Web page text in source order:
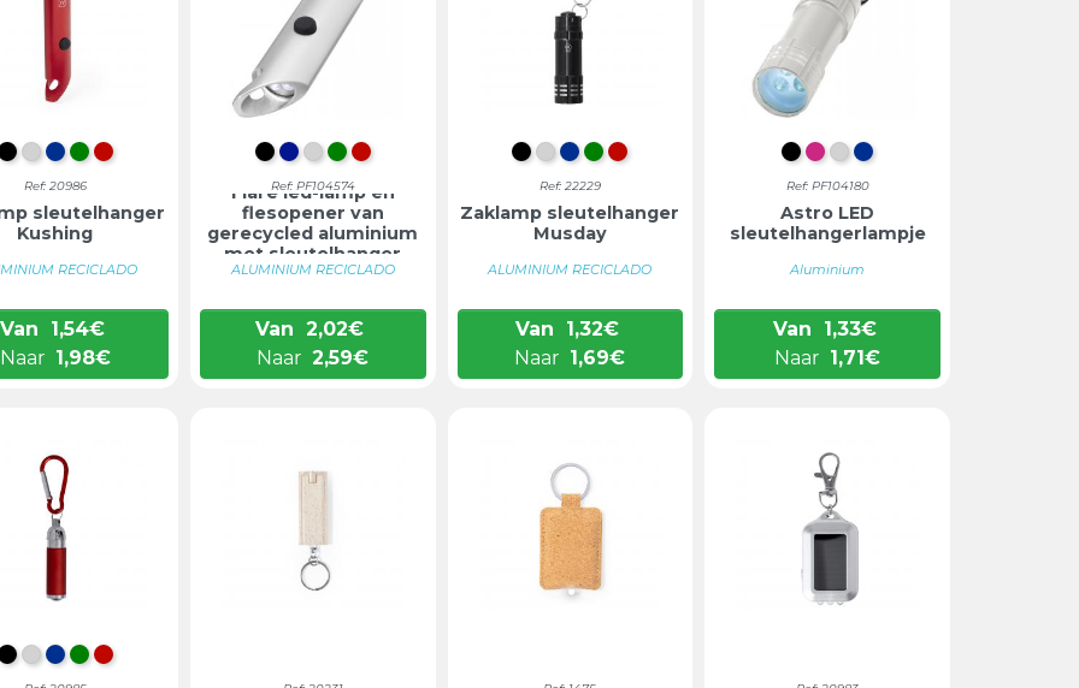
ZWART
ZILVER
BLAUW
GROEN
ROOD
Ref: 20986
sleutelhanger
Kushing
RECICLADO
Van 1,54€
Naar 1,98€
INTENS ZWART
KONINKLIJK BLAUW
ZILVER
GROEN
ROOD
Ref: PF104574
Flare led-lamp en
flesopener van
gerecycled aluminium
met sleutelhanger
ALUMINIUM RECICLADO
Van 2,02€
Naar 2,59€
ZWART
ZILVER
BLAUW
GROEN
ROOD
Ref: 22229
Zaklamp sleutelhanger
Musday
ALUMINIUM RECICLADO
Van 1,32€
Naar 1,69€
INTENS ZWART
MAGENTA
ZILVER
BLAUW
Ref: PF104180
Astro LED
sleutelhangerlampje
Aluminium
Van 1,33€
Naar 1,71€
ZWART
ZILVER
BLAUW
GROEN
ROOD